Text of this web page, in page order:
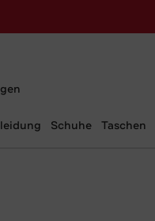
Schuhe Taschen